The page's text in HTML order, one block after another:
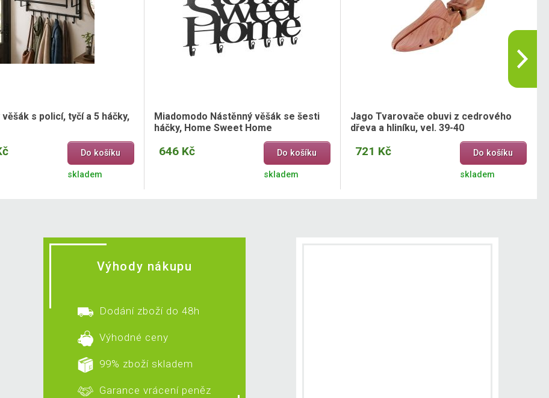
věšák s policí, tyčí a 5 háčky,
Do košíku
skladem
Miadomodo Nástěnný věšák se šesti
háčky, Home Sweet Home
646 Kč Do košíku
skladem
Jago Tvarovače obuvi z cedrového
dřeva a hliníku, vel. 39-40
721 Kč Do košíku
skladem
Výhody nákupu
Dodání zboží do 48h
Výhodné ceny
99% zboží skladem
Garance vrácení peněz